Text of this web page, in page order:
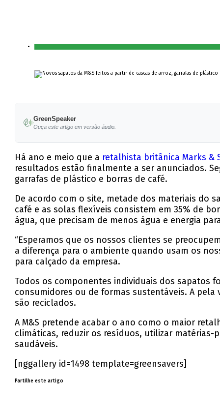
GreenSpeaker
Ouça este artigo em versão áudio.
Há ano e meio que a retalhista britânica Marks &
resultados estão finalmente a ser anunciados.
garrafas de plástico e borras de café.
De acordo com o site, metade dos materiais do
café e as solas flexíveis consistem em 35% de
água, que precisam de menos água e energia
“Esperamos que os nossos clientes se
a diferença para o ambiente quando usam os
para calçado da empresa.
Todos os componentes individuais dos sapatos
consumidores ou de formas sustentáveis. A
são reciclados.
A M&S pretende acabar o ano como o maior
climáticas, reduzir os resíduos, utilizar matérias-
saudáveis.
[nggallery id=1498 template=greensavers]
Partilhe este artigo